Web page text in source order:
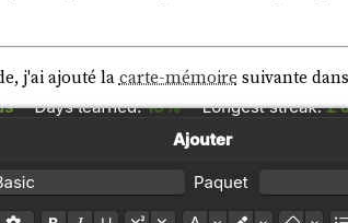
j'ai ajouté lacarte-mémoire suivante